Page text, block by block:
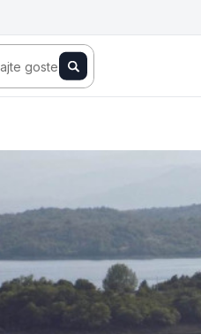
goste
Kopaonik
Fruška gora
Banja Vrujci